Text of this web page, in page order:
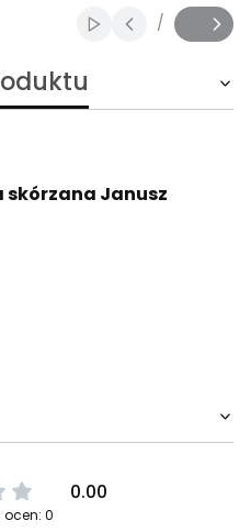
Włącz Slajd
/
z
skórzana Janusz
0.00
ocen: 0